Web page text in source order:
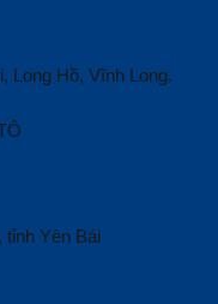
Long Hồ, Vĩnh Long.
tỉnh Yên Bái